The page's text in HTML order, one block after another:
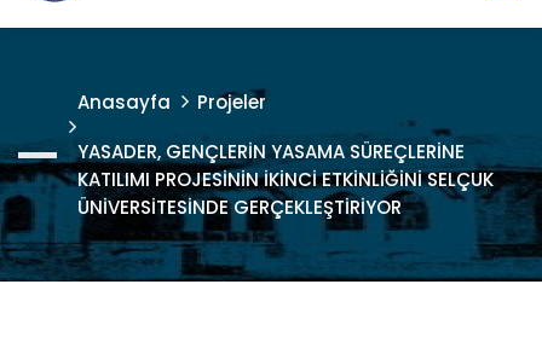
Anasayfa
Projeler
YASADER, GENÇLERİN YASAMA SÜREÇLERİNE
KATILIMI PROJESİNİN İKİNCİ ETKİNLİĞİNİ SELÇUK
ÜNİVERSİTESİNDE GERÇEKLEŞTİRİYOR